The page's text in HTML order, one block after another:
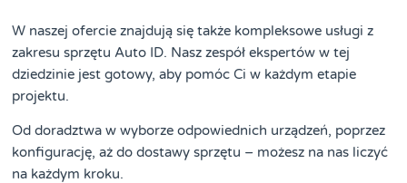
W naszej ofercie znajdują się także kompleksowe usługi z
zakresu sprzętu Auto ID. Nasz zespół ekspertów w tej
dziedzinie jest gotowy, aby pomóc Ci w każdym etapie
projektu.
Od doradztwa w wyborze odpowiednich urządzeń, poprzez
konfigurację, aż do dostawy sprzętu – możesz na nas liczyć
na każdym kroku.